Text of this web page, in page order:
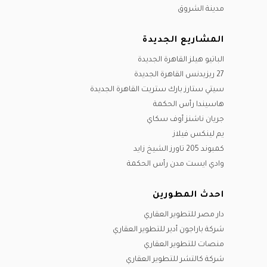
مدينة الشروق
المشاريع الجديدة
الباتيو هيلز القاهرة الجديدة
27 ريزيدنس القاهرة الجديدة
سيتي ستارز بارك ستريت القاهرة الجديدة
هاسيندا رأس الحكمة
جريان ناشنز أوف سكاي
يم لينكس فيلاز
كمبوند 205 تاورز الشيخ زايد
وادي ايست مدن رأس الحكمة
احدث المطورين
دار مصر للتطوير العقاري
شركة باراجون أدير للتطوير العقاري
منصات للتطوير العقاري
شركة كالتشر للتطوير العقاري